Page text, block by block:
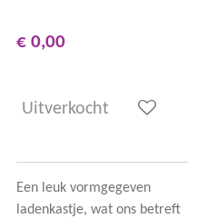
€ 0,00
Uitverkocht
Een leuk vormgegeven
ladenkastje, wat ons betreft